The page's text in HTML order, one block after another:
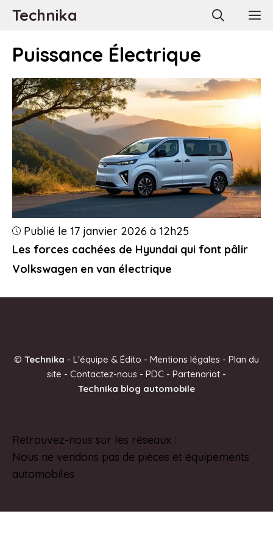
AllerTechnika
Puissance Électrique
Les forces cachées de Hyundai qui font pâlir
Volkswagen en van électrique
Publié le 17 janvier 2026 à 12h25
© Technika - L'équipe & Édito - Mentions légales - Plan du
site - Contactez-nous - PDC - Partenariat -
Technika blog automobile
Retrouvez-nous sur les réseaux :
Nous ne vendons pas de pièces et équipements
automobiles